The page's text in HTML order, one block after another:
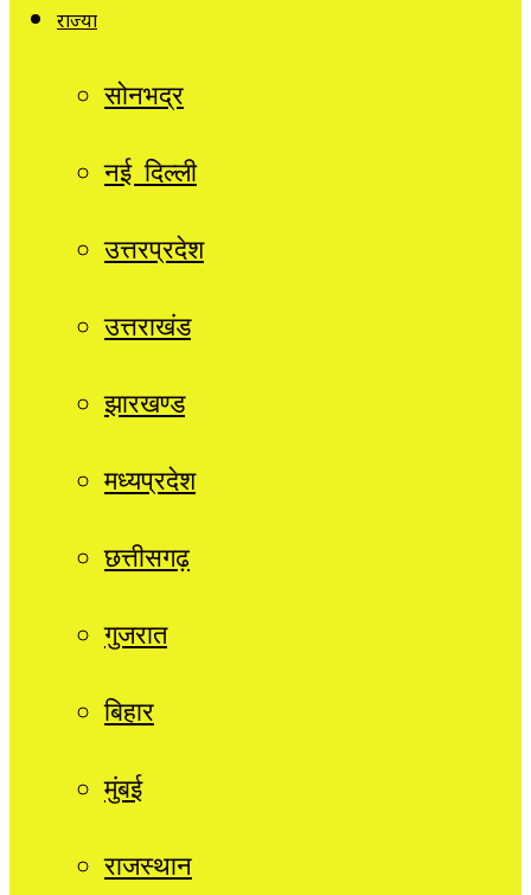
राज्यों
सोनभद्र
नई दिल्ली
उत्तरप्रदेश
उत्तराखंड
झारखण्ड
मध्यप्रदेश
छत्तीसगढ़
गुजरात
बिहार
मुंबई
राजस्थान